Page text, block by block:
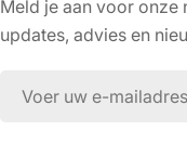
Meld je aan voor onze
updates, advies en